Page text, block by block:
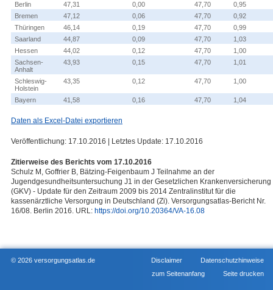
Berlin
47,31 0,00 47,70
0,95
Bremen
47,12 0,06 47,70
0,92
Thüringen
46,14 0,19 47,70
0,99
Saarland
44,87 0,09 47,70
1,03
Hessen
44,02 0,12 47,70
1,00
Sachsen-
Anhalt
43,93 0,15 47,70 1,01
Schleswig-
Holstein
43,35 0,12 47,70 1,00
Bayern 41,58 0,16 47,70 1,04
Daten als Excel-Datei exportieren
Veröffentlichung: 17.10.2016 | Letztes Update: 17.10.2016
Zitierweise des Berichts vom 17.10.2016
Schulz M, Goffrier B, Bätzing-Feigenbaum J Teilnahme an der
Jugendgesundheitsuntersuchung J1 in der Gesetzlichen Krankenversicherung
(GKV) - Update für den Zeitraum 2009 bis 2014 Zentralinstitut für die
kassenärztliche Versorgung in Deutschland (Zi). Versorgungsatlas-Bericht Nr.
16/08. Berlin 2016. URL: https://doi.org/10.20364/VA-16.08
© 2026 versorgungsatlas.de Datenschutzhinweise
Disclaimer
Seite drucken
zum Seitenanfang